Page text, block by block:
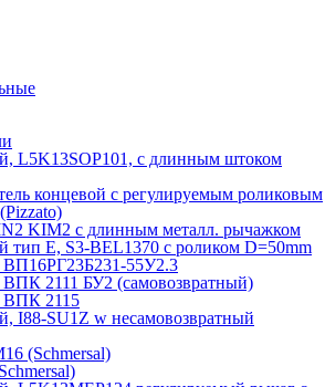
L5K13SOP101, с длинным штоком
концевой с регулируемым роликовым
KIM2 с длинным металл. рычажком
тип Е, S3-BEL1370 с роликом D=50mm
ВП16РГ23Б231-55У2.3
2111 БУ2 (самовозвратный)
ВПК 2115
I88-SU1Z w несамовозвратный
(Schmersal)